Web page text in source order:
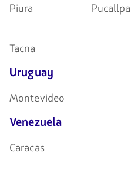
Piura
Pucallpa
Tacna
Uruguay
Montevideo
Venezuela
Caracas